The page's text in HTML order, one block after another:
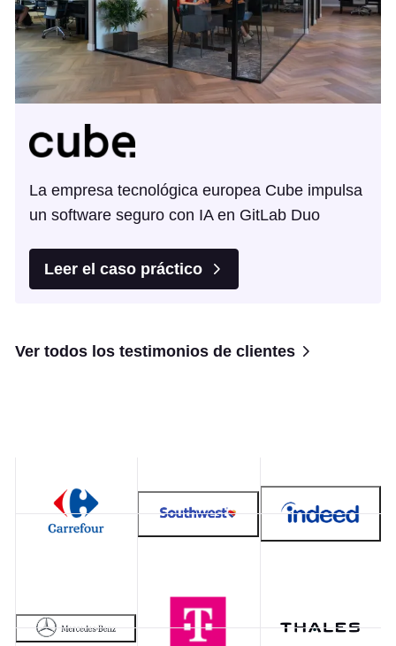
La empresa tecnológica europea Cube impulsa
un software seguro con IA en GitLab Duo
Leer el caso práctico
Ver todos los testimonios de clientes